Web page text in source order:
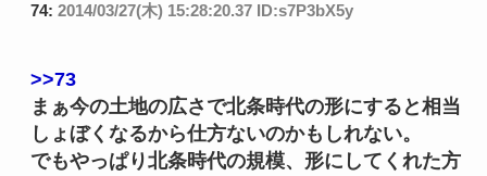
74: 2014/03/27(木) 15:28:20.37 ID:s7P3bX5y
>>73
まぁ今の土地の広さで北条時代の形にすると相当
しょぼくなるから仕方ないのかもしれない。
でもやっぱり北条時代の規模、形にしてくれた方